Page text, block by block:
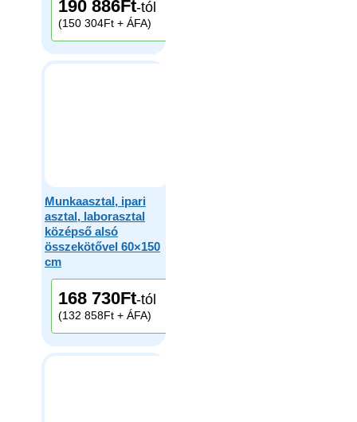
190 886Ft-tól
(150 304Ft + ÁFA)
Munkaasztal, ipari
asztal, laborasztal
középső alsó
összekötővel 60×150
cm
168 730Ft-tól
(132 858Ft + ÁFA)